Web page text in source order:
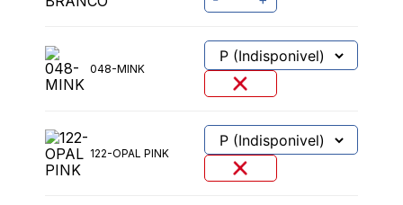
048-MINK
122-OPAL PINK